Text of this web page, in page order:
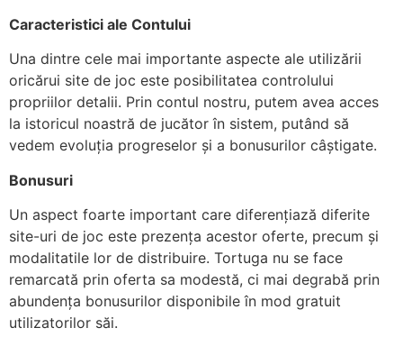
Caracteristici ale Contului
Una dintre cele mai importante aspecte ale utilizării
oricărui site de joc este posibilitatea controlului
propriilor detalii. Prin contul nostru, putem avea acces
la istoricul noastră de jucător în sistem, putând să
vedem evoluția progreselor și a bonusurilor câștigate.
Bonusuri
Un aspect foarte important care diferențiază diferite
site-uri de joc este prezența acestor oferte, precum și
modalitatile lor de distribuire. Tortuga nu se face
remarcată prin oferta sa modestă, ci mai degrabă prin
abundența bonusurilor disponibile în mod gratuit
utilizatorilor săi.